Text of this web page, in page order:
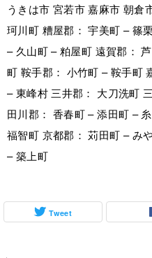
うきは市 宮若市 嘉麻市 朝倉
珂川町 糟屋郡： 宇美町 – 篠
– 久山町 – 粕屋町 遠賀郡：
町 鞍手郡： 小竹町 – 鞍手町
– 東峰村 三井郡： 大刀洗町
田川郡： 香春町 – 添田町 –
福智町 京都郡： 苅田町 – み
– 築上町
Tweet